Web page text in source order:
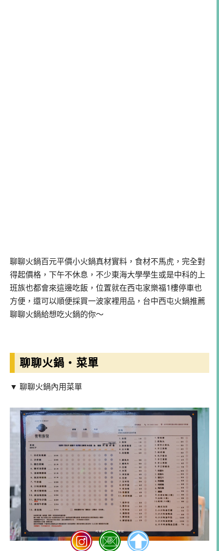
聊聊火鍋百元平價小火鍋真材實料，食材不馬虎，完全對
得起價格，下午不休息，不少東海大學學生或是中科的上
班族也都會來這邊吃飯，位置就在西屯家樂福1樓停車也
方便，還可以順便採買一波家裡用品，台中西屯火鍋推薦
聊聊火鍋給想吃火鍋的你～
聊聊火鍋・菜單
▼ 聊聊火鍋內用菜單